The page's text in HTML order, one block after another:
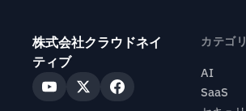
株式会社クラウドネイ
ティブ
カテゴリ
AI
SaaS